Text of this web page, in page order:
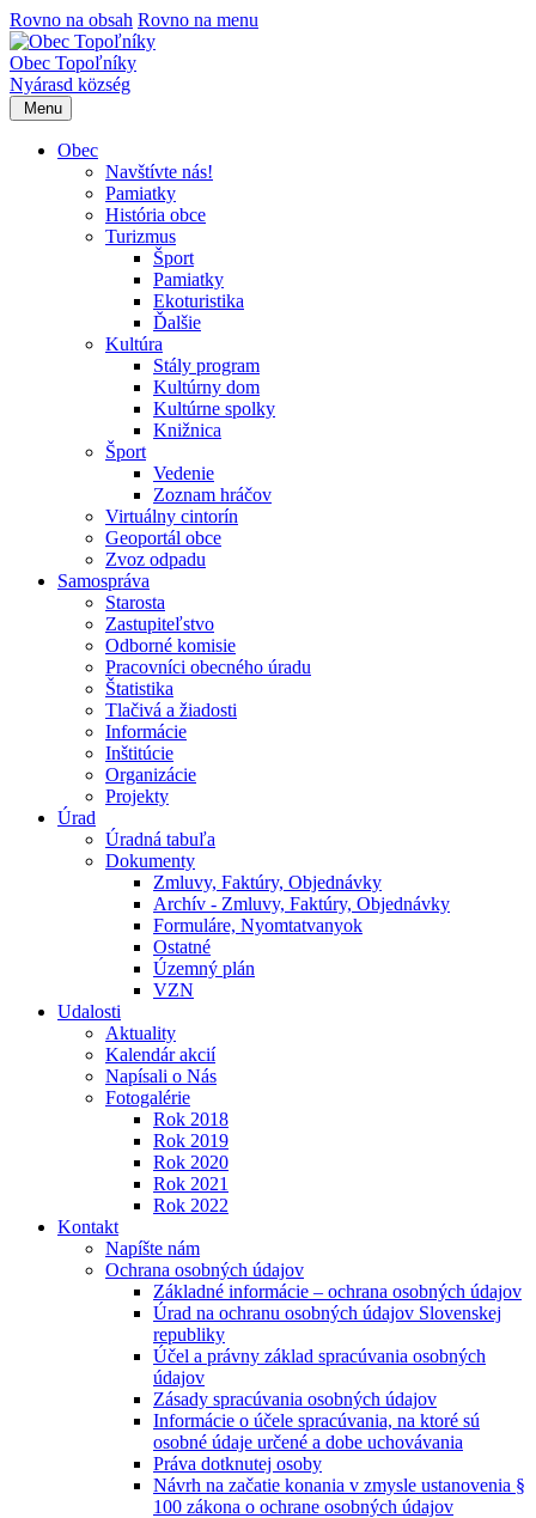
Rovno na obsah Rovno na menu
Obec Topoľníky
Nyárasd község
Menu
Obec
Navštívte nás!
Pamiatky
História obce
Turizmus
Šport
Pamiatky
Ekoturistika
Ďalšie
Kultúra
Stály program
Kultúrny dom
Kultúrne spolky
Knižnica
Šport
Vedenie
Zoznam hráčov
Virtuálny cintorín
Geoportál obce
Zvoz odpadu
Samospráva
Starosta
Zastupiteľstvo
Odborné komisie
Pracovníci obecného úradu
Štatistika
Tlačivá a žiadosti
Informácie
Inštitúcie
Organizácie
Projekty
Úrad
Úradná tabuľa
Dokumenty
Zmluvy, Faktúry, Objednávky
Archív - Zmluvy, Faktúry, Objednávky
Formuláre, Nyomtatvanyok
Ostatné
Územný plán
VZN
Udalosti
Aktuality
Kalendár akcií
Napísali o Nás
Fotogalérie
Rok 2018
Rok 2019
Rok 2020
Rok 2021
Rok 2022
Kontakt
Napíšte nám
Ochrana osobných údajov
Základné informácie – ochrana osobných údajov
Úrad na ochranu osobných údajov Slovenskej
republiky
Účel a právny základ spracúvania osobných
údajov
Zásady spracúvania osobných údajov
Informácie o účele spracúvania, na ktoré sú
osobné údaje určené a dobe uchovávania
Práva dotknutej osoby
Návrh na začatie konania v zmysle ustanovenia §
100 zákona o ochrane osobných údajov